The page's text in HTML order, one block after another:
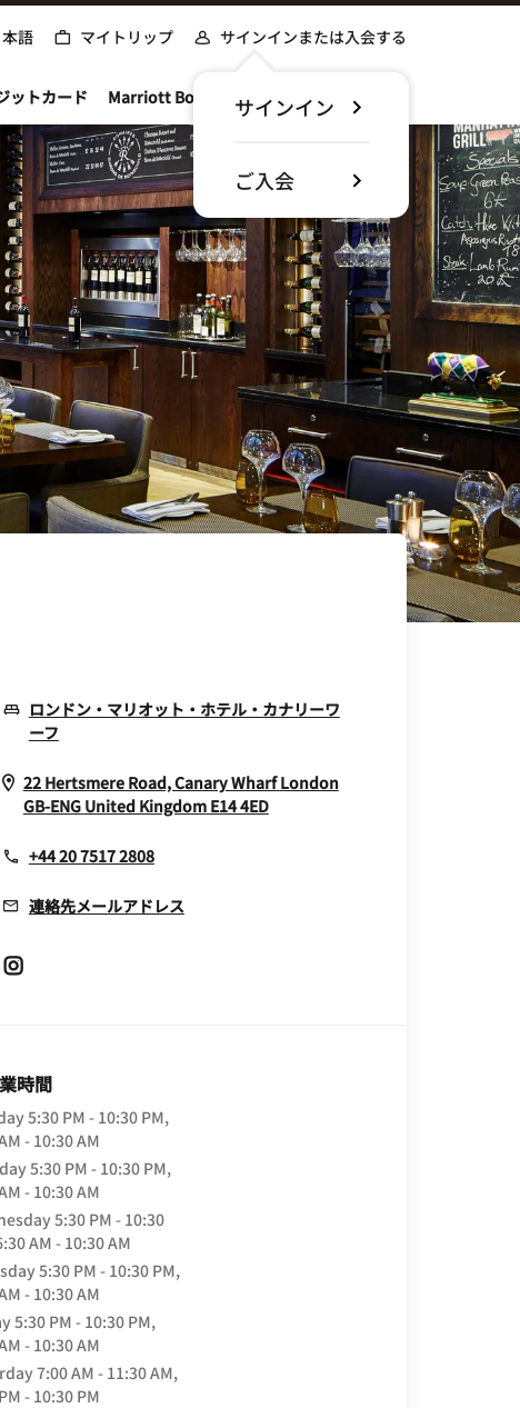
本語 マイトリップ サインインまたは入会する
サインイン
ご入会
ットカード Marriott Bonvoyについて
ロンドン・マリオット・ホテル・カナリーワ
ーフOpens In New Window
22 Hertsmere Road, Canary Wharf London
GB-ENG United Kingdom E14 4EDOpens In New Window
+44 20 7517 2808
連絡先メールアドレス
Opens In New Window
時間
5:30 PM - 10:30 PM,
- 10:30 AM
5:30 PM - 10:30 PM,
- 10:30 AM
5:30 PM - 10:30
AM - 10:30 AM
5:30 PM - 10:30 PM,
- 10:30 AM
5:30 PM - 10:30 PM,
- 10:30 AM
7:00 AM - 11:30 AM,
- 10:30 PM